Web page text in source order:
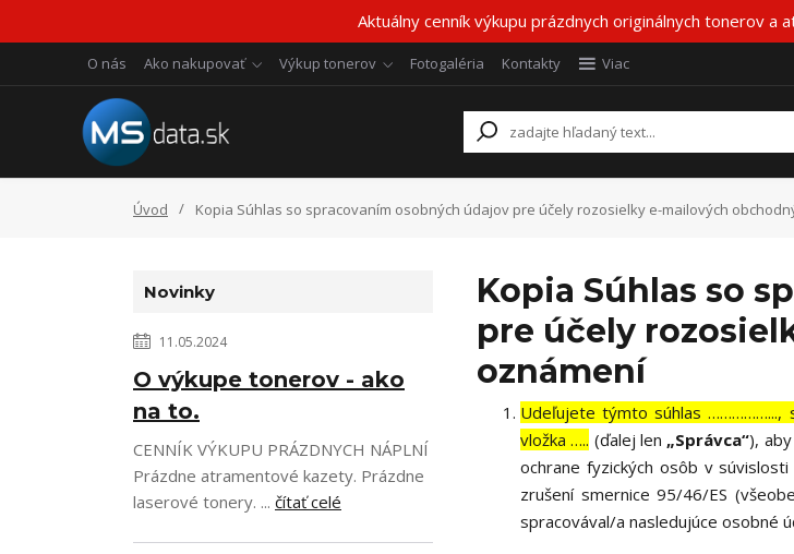
Aktuálny cenník výkupu prázdnych originálnych tonerov
O nás Ako nakupovať Výkup tonerov Fotogaléria Kontakty Viac
Úvod Kopia Súhlas so spracovaním osobných údajov pre účely rozosielky e-mailových
Novinky
11.05.2024
O výkupe tonerov - ako
na to.
CENNÍK VÝKUPU PRÁZDNYCH NÁPLNÍ
Prázdne atramentové kazety. Prázdne
laserové tonery. ... čítať celé
Kopia Súhlas so
pre účely
oznámení
Udeľujete týmto súhlas
vložka ….. (ďalej len „Správca“),
ochrane fyzických osôb v
zrušení smernice 95/46/ES
spracovával/a nasledujúce osobné